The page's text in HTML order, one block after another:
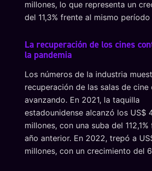
millones, lo que representa un
del 11,3% frente al mismo
La recuperación de los cines
la pandemia
Los números de la industria
recuperación de las salas de cine
avanzando. En 2021, la taquilla
estadounidense alcanzó los US$
millones, con una suba del
año anterior. En 2022, trepó a
millones, con un crecimiento del